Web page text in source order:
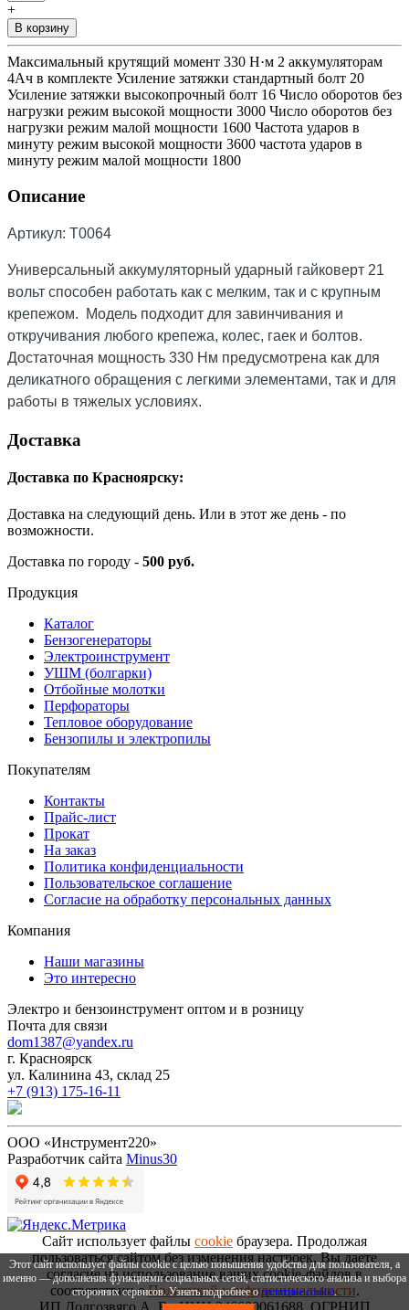
+
В корзину
Максимальный крутящий момент 330 Н·м 2 аккумуляторам
4Ач в комплекте Усиление затяжки стандартный болт 20
Усиление затяжки высокопрочный болт 16 Число оборотов без
нагрузки режим высокой мощности 3000 Число оборотов без
нагрузки режим малой мощности 1600 Частота ударов в
минуту режим высокой мощности 3600 частота ударов в
минуту режим малой мощности 1800
Описание
Артикул: T0064
Универсальный аккумуляторный ударный гайковерт 21
вольт способен работать как с мелким, так и с крупным
крепежом. Модель подходит для завинчивания и
откручивания любого крепежа, колес, гаек и болтов.
Достаточная мощность 330 Нм предусмотрена как для
деликатного обращения с легкими элементами, так и для
работы в тяжелых условиях.
Доставка
Доставка по Красноярску:
Доставка на следующий день. Или в этот же день - по
возможности.
Доставка по городу - 500 руб.
Этот сайт использует файлы cookie с целью повышения удобства для пользователя, а
именно — дополнения функциями социальных сетей, статистического анализа и выбора
сторонних сервисов. Узнать подробнее ополитике cookie.
Продукция
Каталог
Бензогенераторы
Электроинструмент
УШМ (болгарки)
Отбойные молотки
Перфораторы
Тепловое оборудование
Бензопилы и электропилы
Покупателям
Контакты
Прайс-лист
Прокат
На заказ
Политика конфиденциальности
Пользовательское соглашение
Согласие на обработку персональных данных
Компания
Наши магазины
Это интересно
Электро и бензоинструмент оптом и в розницу
Почта для связи
dom1387@yandex.ru
г. Красноярск
ул. Калинина 43, склад 25
+7 (913) 175-16-11
ООО «Инструмент220»
Разработчик сайта Minus30
Сайт использует файлы cookie браузера. Продолжая
пользоваться сайтом без изменения настроек, Вы даете
согласие на использование ваших cookie-файлов в
соответствии сПолитикой конфиденциальности.
ИП Долгозвяго А. В., ИНН 246600061688, ОГРНИП